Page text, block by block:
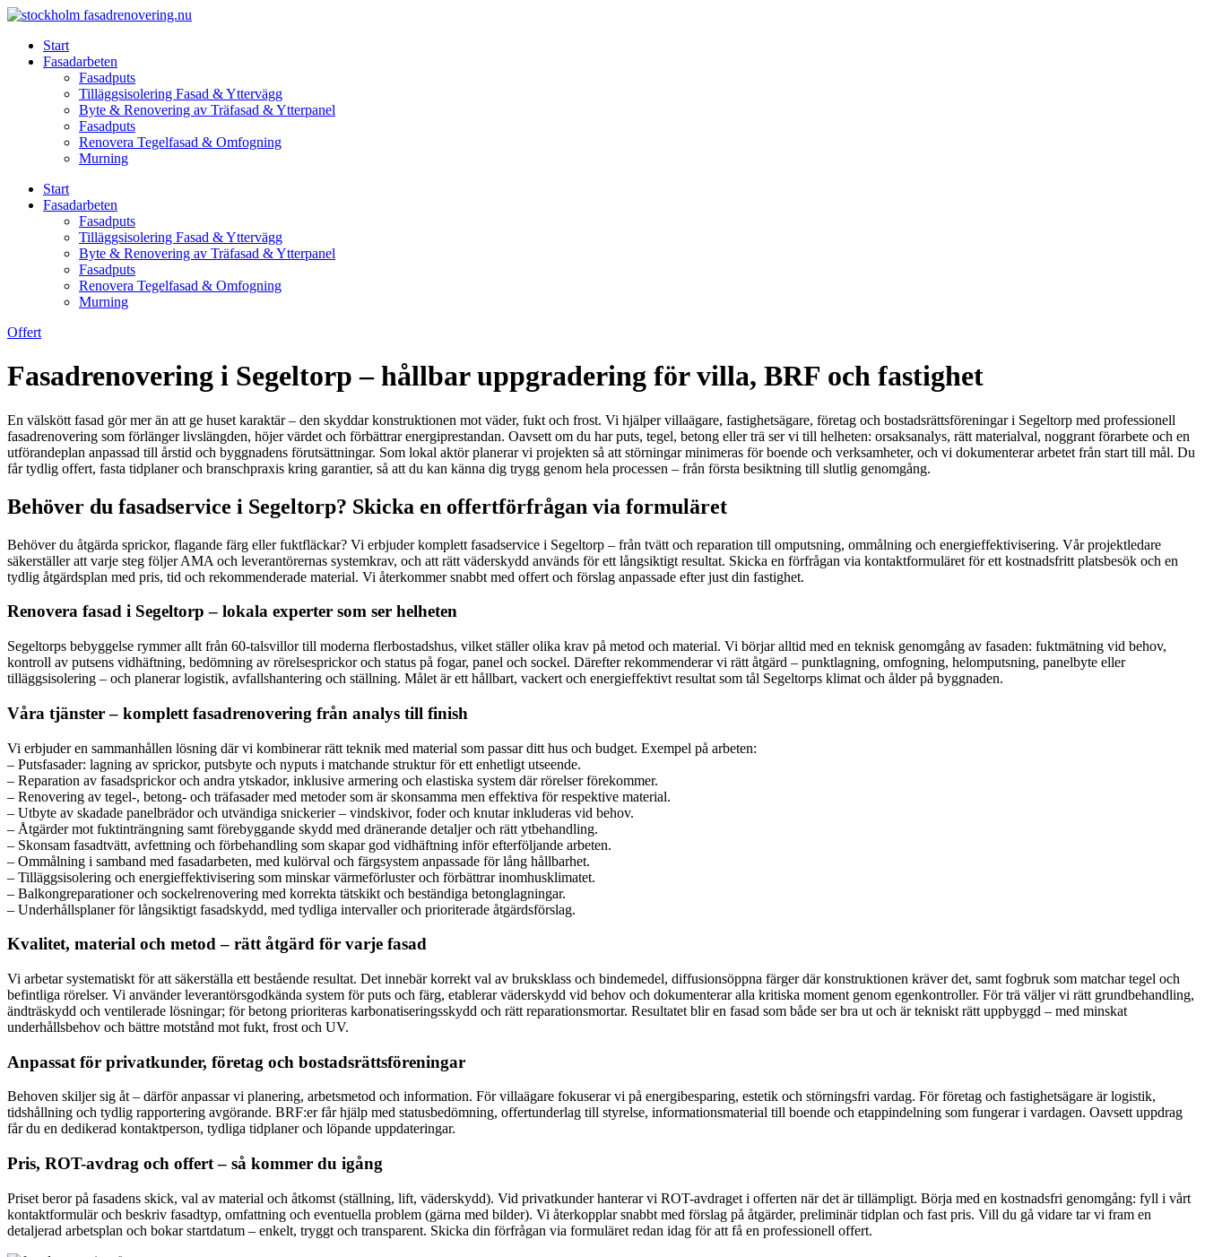
Skip
contentStart
Fasadarbeten
Fasadputs
Tilläggsisolering Fasad & Yttervägg
Byte & Renovering av Träfasad & Ytterpanel
Fasadputs
Renovera Tegelfasad & Omfogning
Murning
Start
Fasadarbeten
Fasadputs
Tilläggsisolering Fasad & Yttervägg
Byte & Renovering av Träfasad & Ytterpanel
Fasadputs
Renovera Tegelfasad & Omfogning
Murning
Offert
Fasadrenovering i Segeltorp – hållbar uppgradering för villa, BRF och fastighet
En välskött fasad gör mer än att ge huset karaktär – den skyddar konstruktionen mot väder, fukt och frost. Vi hjälper villaägare, fastighetsägare, företag och bostadsrättsföreningar i Segeltorp med professionell
fasadrenovering som förlänger livslängden, höjer värdet och förbättrar energiprestandan. Oavsett om du har puts, tegel, betong eller trä ser vi till helheten: orsaksanalys, rätt materialval, noggrant förarbete och en
utförandeplan anpassad till årstid och byggnadens förutsättningar. Som lokal aktör planerar vi projekten så att störningar minimeras för boende och verksamheter, och vi dokumenterar arbetet från start till mål. Du
får tydlig offert, fasta tidplaner och branschpraxis kring garantier, så att du kan känna dig trygg genom hela processen – från första besiktning till slutlig genomgång.
Behöver du fasadservice i Segeltorp? Skicka en offertförfrågan via formuläret
Behöver du åtgärda sprickor, flagande färg eller fuktfläckar? Vi erbjuder komplett fasadservice i Segeltorp – från tvätt och reparation till omputsning, ommålning och energieffektivisering. Vår projektledare
säkerställer att varje steg följer AMA och leverantörernas systemkrav, och att rätt väderskydd används för ett långsiktigt resultat. Skicka en förfrågan via kontaktformuläret för ett kostnadsfritt platsbesök och en
tydlig åtgärdsplan med pris, tid och rekommenderade material. Vi återkommer snabbt med offert och förslag anpassade efter just din fastighet.
Renovera fasad i Segeltorp – lokala experter som ser helheten
Segeltorps bebyggelse rymmer allt från 60-talsvillor till moderna flerbostadshus, vilket ställer olika krav på metod och material. Vi börjar alltid med en teknisk genomgång av fasaden: fuktmätning vid behov,
kontroll av putsens vidhäftning, bedömning av rörelsesprickor och status på fogar, panel och sockel. Därefter rekommenderar vi rätt åtgärd – punktlagning, omfogning, helomputsning, panelbyte eller
tilläggsisolering – och planerar logistik, avfallshantering och ställning. Målet är ett hållbart, vackert och energieffektivt resultat som tål Segeltorps klimat och ålder på byggnaden.
Våra tjänster – komplett fasadrenovering från analys till finish
Vi erbjuder en sammanhållen lösning där vi kombinerar rätt teknik med material som passar ditt hus och budget. Exempel på arbeten:
– Putsfasader: lagning av sprickor, putsbyte och nyputs i matchande struktur för ett enhetligt utseende.
– Reparation av fasadsprickor och andra ytskador, inklusive armering och elastiska system där rörelser förekommer.
– Renovering av tegel-, betong- och träfasader med metoder som är skonsamma men effektiva för respektive material.
– Utbyte av skadade panelbrädor och utvändiga snickerier – vindskivor, foder och knutar inkluderas vid behov.
– Åtgärder mot fuktinträngning samt förebyggande skydd med dränerande detaljer och rätt ytbehandling.
– Skonsam fasadtvätt, avfettning och förbehandling som skapar god vidhäftning inför efterföljande arbeten.
– Ommålning i samband med fasadarbeten, med kulörval och färgsystem anpassade för lång hållbarhet.
– Tilläggsisolering och energieffektivisering som minskar värmeförluster och förbättrar inomhusklimatet.
– Balkongreparationer och sockelrenovering med korrekta tätskikt och beständiga betonglagningar.
– Underhållsplaner för långsiktigt fasadskydd, med tydliga intervaller och prioriterade åtgärdsförslag.
Kvalitet, material och metod – rätt åtgärd för varje fasad
Vi arbetar systematiskt för att säkerställa ett bestående resultat. Det innebär korrekt val av bruksklass och bindemedel, diffusionsöppna färger där konstruktionen kräver det, samt fogbruk som matchar tegel och
befintliga rörelser. Vi använder leverantörsgodkända system för puts och färg, etablerar väderskydd vid behov och dokumenterar alla kritiska moment genom egenkontroller. För trä väljer vi rätt grundbehandling,
ändträskydd och ventilerade lösningar; för betong prioriteras karbonatiseringsskydd och rätt reparationsmortar. Resultatet blir en fasad som både ser bra ut och är tekniskt rätt uppbyggd – med minskat
underhållsbehov och bättre motstånd mot fukt, frost och UV.
Anpassat för privatkunder, företag och bostadsrättsföreningar
Behoven skiljer sig åt – därför anpassar vi planering, arbetsmetod och information. För villaägare fokuserar vi på energibesparing, estetik och störningsfri vardag. För företag och fastighetsägare är logistik,
tidshållning och tydlig rapportering avgörande. BRF:er får hjälp med statusbedömning, offertunderlag till styrelse, informationsmaterial till boende och etappindelning som fungerar i vardagen. Oavsett uppdrag
får du en dedikerad kontaktperson, tydliga tidplaner och löpande uppdateringar.
Pris, ROT-avdrag och offert – så kommer du igång
Priset beror på fasadens skick, val av material och åtkomst (ställning, lift, väderskydd). Vid privatkunder hanterar vi ROT-avdraget i offerten när det är tillämpligt. Börja med en kostnadsfri genomgång: fyll i vårt
kontaktformulär och beskriv fasadtyp, omfattning och eventuella problem (gärna med bilder). Vi återkopplar snabbt med förslag på åtgärder, preliminär tidplan och fast pris. Vill du gå vidare tar vi fram en
detaljerad arbetsplan och bokar startdatum – enkelt, tryggt och transparent. Skicka din förfrågan via formuläret redan idag för att få en professionell offert.